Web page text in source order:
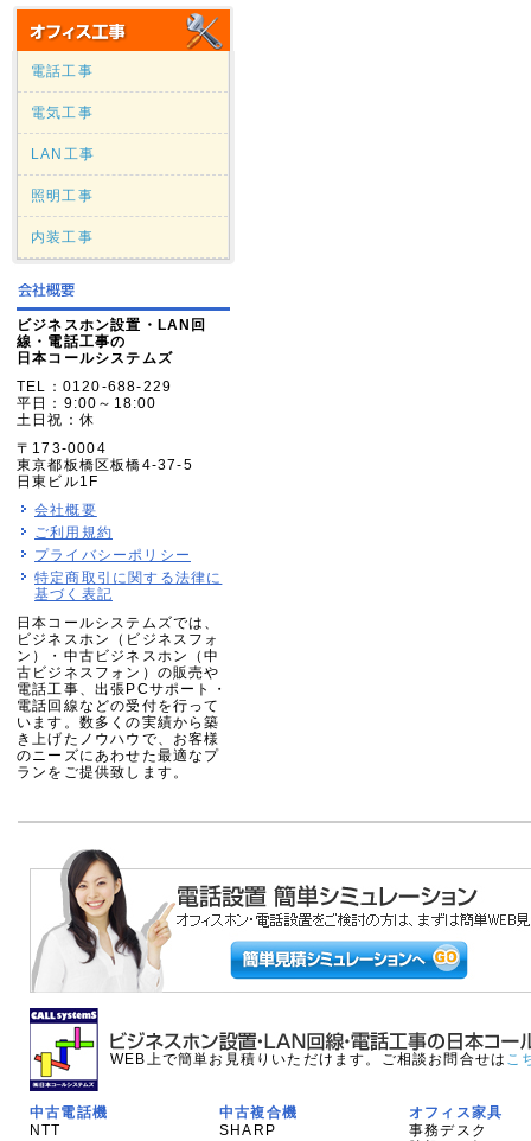
電話工事
電気工事
LAN工事
照明工事
内装工事
ビジネスホン設置・LAN回
線・電話工事の
日本コールシステムズ
TEL：0120-688-229
平日：9:00～18:00
土日祝：休
〒173-0004
東京都板橋区板橋4-37-5
日東ビル1F
会社概要
ご利用規約
プライバシーポリシー
特定商取引に関する法律に
基づく表記
日本コールシステムズでは、
ビジネスホン（ビジネスフォ
ン）・中古ビジネスホン（中
古ビジネスフォン）の販売や
電話工事、出張PCサポート・
電話回線などの受付を行って
います。数多くの実績から築
き上げたノウハウで、お客様
のニーズにあわせた最適なプ
ランをご提供致します。
WEB上で簡単お見積りいただけます。ご相談お問合せは こ
中古電話機
NTT
中古複合機
SHARP
オフィス家具
事務デスク